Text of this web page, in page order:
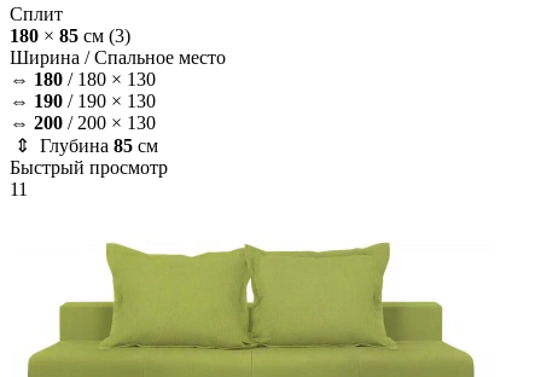
Сплит
180 × 85 см (3)
Ширина /Спальное место
⇔ 180 / 180 × 130
⇔ 190 / 190 × 130
⇔ 200 / 200 × 130
⇕ Глубина 85 см
Быстрый просмотр
11